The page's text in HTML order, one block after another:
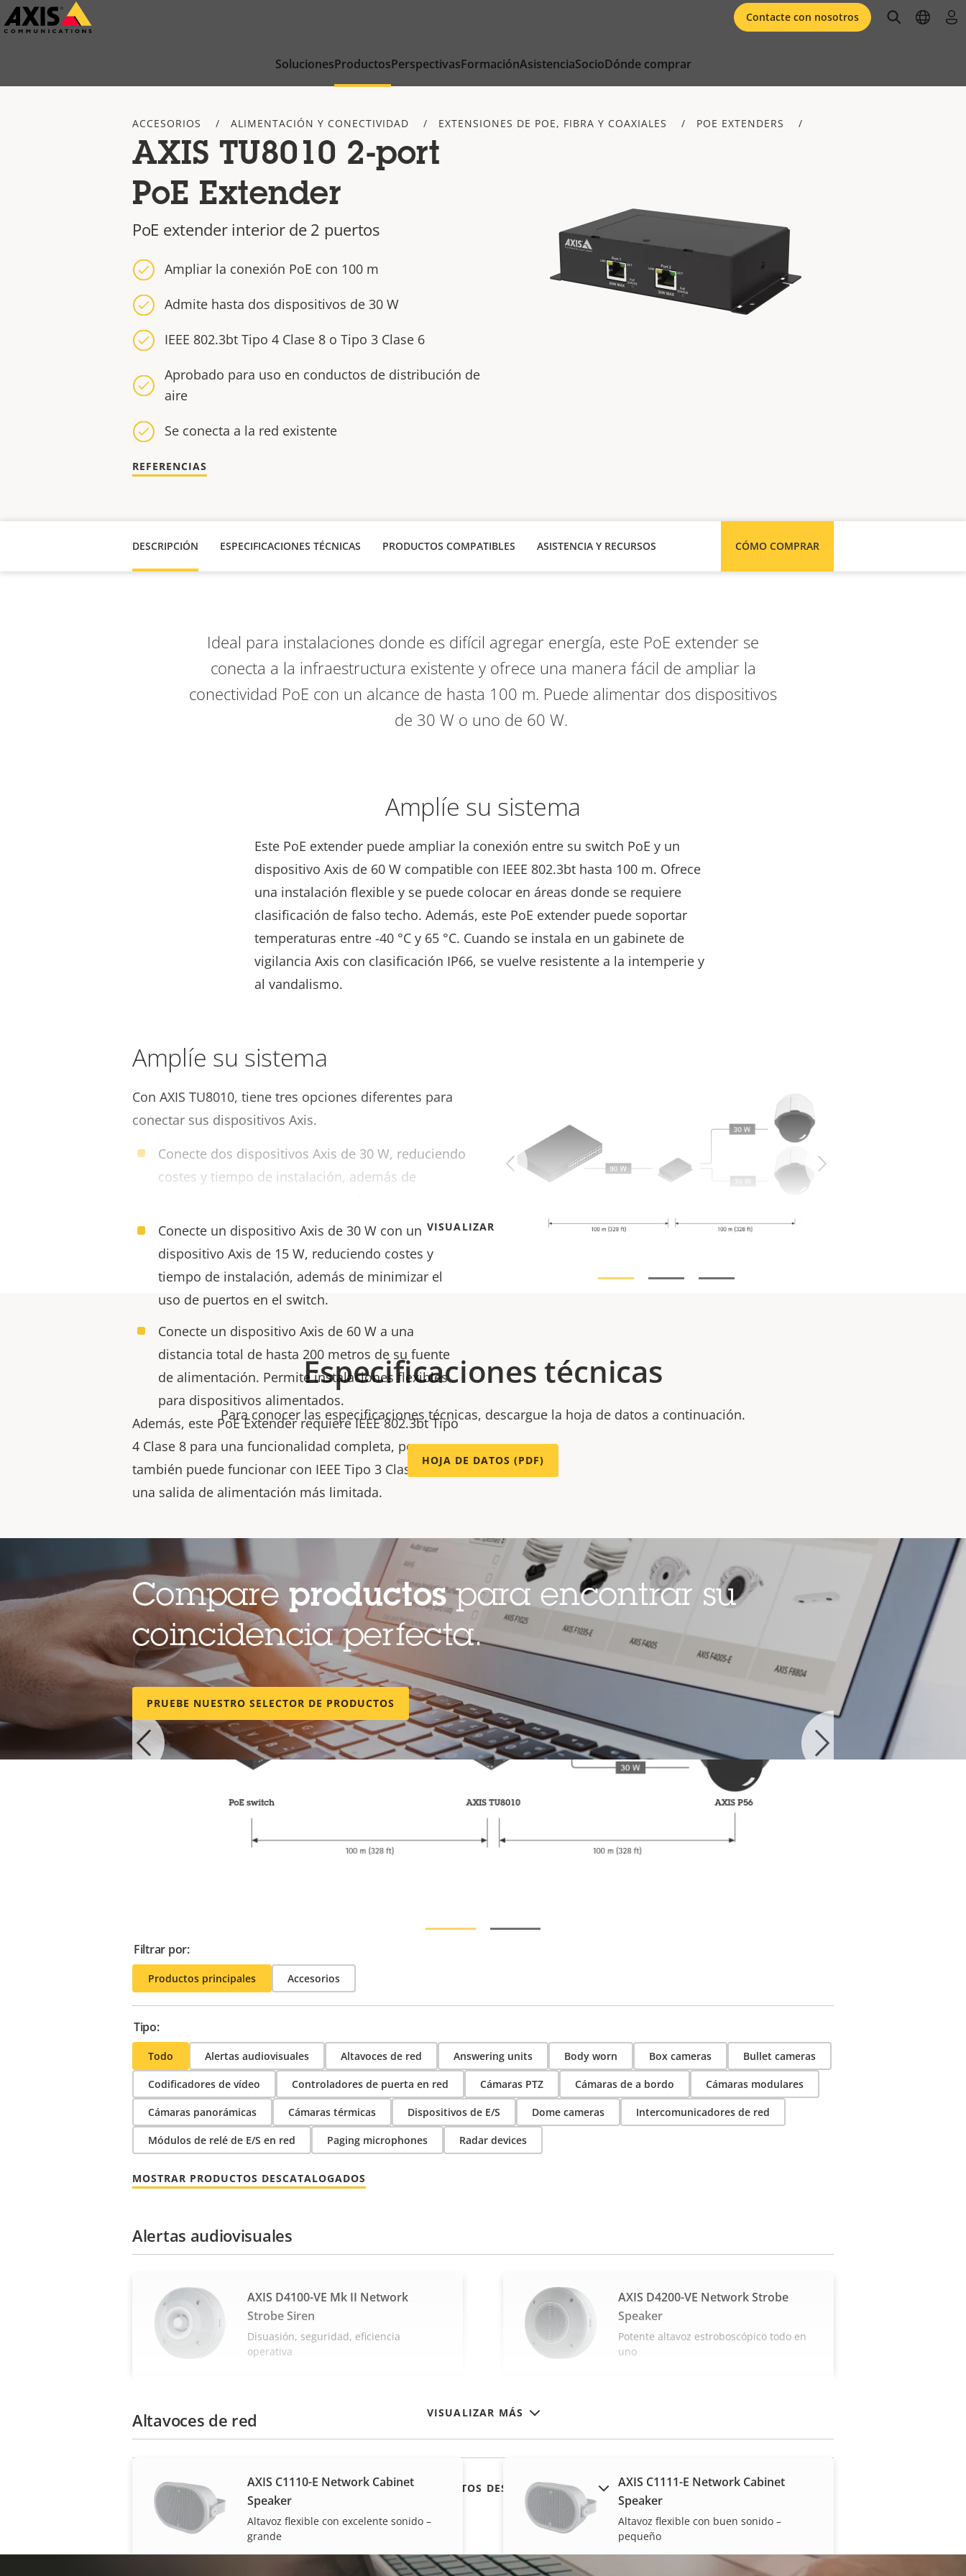
Saltar
al
SolucionesProductosPerspectivasFormaciónAsistenciaSocioDónde comprar
Contacte con nosotros openopen
ACCESORIOS ALIMENTACIÓN Y CONECTIVIDAD EXTENSIONES DE POE, FIBRA Y COAXIALES POE EXTENDERS
AXIS TU8010 2-port
PoE Extender
PoE extender interior de 2 puertos
Ampliar la conexión PoE con 100 m
Admite hasta dos dispositivos de 30 W
IEEE 802.3bt Tipo 4 Clase 8 o Tipo 3 Clase 6
Aprobado para uso en conductos de distribución de
aire
Se conecta a la red existente
REFERENCIAS
DESCRIPCIÓN ESPECIFICACIONES TÉCNICAS PRODUCTOS COMPATIBLES CÓMO COMPRAR
ASISTENCIA Y RECURSOS
VISUALIZAR MÁS
Ideal para instalaciones donde es difícil agregar energía, este PoE extender se
conecta a la infraestructura existente y ofrece una manera fácil de ampliar la
conectividad PoE con un alcance de hasta 100 m. Puede alimentar dos dispositivos
de 30 W o uno de 60 W.
Amplíe su sistema
Este PoE extender puede ampliar la conexión entre su switch PoE y un
dispositivo Axis de 60 W compatible con IEEE 802.3bt hasta 100 m. Ofrece
una instalación flexible y se puede colocar en áreas donde se requiere
clasificación de falso techo. Además, este PoE extender puede soportar
temperaturas entre -40 °C y 65 °C. Cuando se instala en un gabinete de
vigilancia Axis con clasificación IP66, se vuelve resistente a la intemperie y
al vandalismo.
Amplíe su sistema
Con AXIS TU8010, tiene tres opciones diferentes para
conectar sus dispositivos Axis.
Conecte dos dispositivos Axis de 30 W, reduciendo
costes y tiempo de instalación, además de
Conecte un dispositivo Axis de 30 W con un
dispositivo Axis de 15 W, reduciendo costes y
tiempo de instalación, además de minimizar el
uso de puertos en el switch.
Conecte un dispositivo Axis de 60 W a una
distancia total de hasta 200 metros de su fuente
de alimentación. Permite instalaciones flexibles
para dispositivos alimentados.
Además, este PoE Extender requiere IEEE 802.3bt Tipo
4 Clase 8 para una funcionalidad completa, pero
también puede funcionar con IEEE Tipo 3 Clase 6 con
una salida de alimentación más limitada.
Especificaciones técnicas
Para conocer las especificaciones técnicas, descargue la hoja de datos a continuación.
HOJA DE DATOS (PDF)
Compareproductospara encontrar su
coincidencia perfecta.
PRUEBE NUESTRO SELECTOR DE PRODUCTOS
Productos compatibles
Filtrar por:
Productos principales Accesorios
Tipo:
Todo Alertas audiovisuales Altavoces de red Answering units Body worn Box cameras Bullet cameras
Codificadores de vídeo Controladores de puerta en red Cámaras PTZ Cámaras de a bordo Cámaras modulares
Cámaras panorámicas Cámaras térmicas Dispositivos de E/S Dome cameras Intercomunicadores de red
Módulos de relé de E/S en red Paging microphones Radar devices
MOSTRAR PRODUCTOS DESCATALOGADOS
VISUALIZAR MÁS
Alertas audiovisuales
AXIS D4100-VE Mk II Network
Strobe Siren
Disuasión, seguridad, eficiencia
operativa
AXIS D4200-VE Network Strobe
Speaker
Potente altavoz estroboscópico todo en
uno
Altavoces de red
AXIS C1110-E Network Cabinet
Speaker
Altavoz flexible con excelente sonido –
grande
AXIS C1111-E Network Cabinet
Speaker
Altavoz flexible con buen sonido –
pequeño
MOSTRAR PRODUCTOS DESCATALOGADOS